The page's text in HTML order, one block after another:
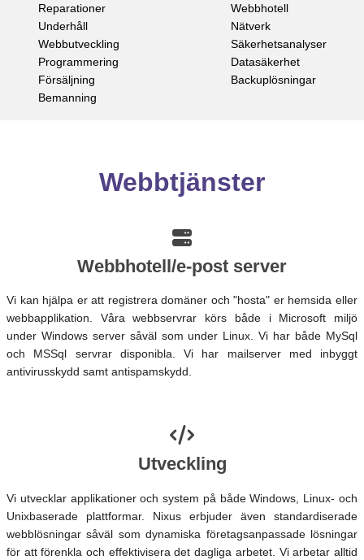
Reparationer
Underhåll
Webbutveckling
Programmering
Försäljning
Bemanning
Webbhotell
Nätverk
Säkerhetsanalyser
Datasäkerhet
Backuplösningar
Webbtjänster
Webbhotell/e-post server
Vi kan hjälpa er att registrera domäner och "hosta" er hemsida eller
webbapplikation. Våra webbservrar körs både i Microsoft miljö
under Windows server såväl som under Linux. Vi har både MySql
och MSSql servrar disponibla. Vi har mailserver med inbyggt
antivirusskydd samt antispamskydd.
Utveckling
Vi utvecklar applikationer och system på både Windows, Linux- och
Unixbaserade plattformar. Nixus erbjuder även standardiserade
webblösningar såväl som dynamiska företagsanpassade lösningar
för att förenkla och effektivisera det dagliga arbetet. Vi arbetar alltid